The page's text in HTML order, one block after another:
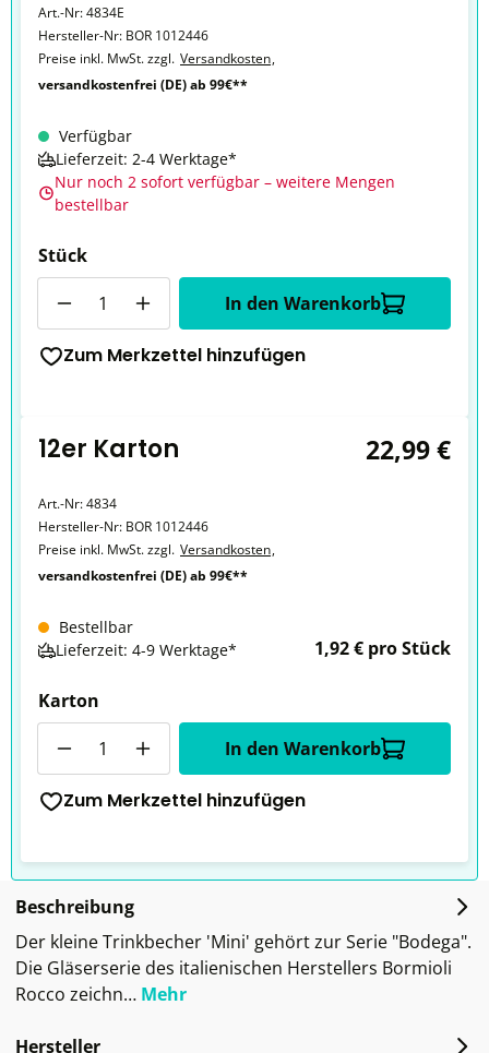
Art.-Nr:4834E
Hersteller-Nr: BOR 1012446
Preise inkl. MwSt. zzgl. Versandkosten,
versandkostenfrei (DE) ab 99€**
Verfügbar
Lieferzeit: 2-4 Werktage*
Nur noch 2 sofort verfügbar – weitere Mengen
bestellbar
Stück
In den Warenkorb
Zum Merkzettel hinzufügen
12er Karton 22,99 €
Art.-Nr:4834
Hersteller-Nr: BOR 1012446
Preise inkl. MwSt. zzgl. Versandkosten,
versandkostenfrei (DE) ab 99€**
Bestellbar
Lieferzeit: 4-9 Werktage*
1,92 € pro Stück
Karton
In den Warenkorb
Zum Merkzettel hinzufügen
Beschreibung
Der kleine Trinkbecher 'Mini' gehört zur Serie "Bodega".
Die Gläserserie des italienischen Herstellers Bormioli
Rocco zeichn… Mehr
Hersteller